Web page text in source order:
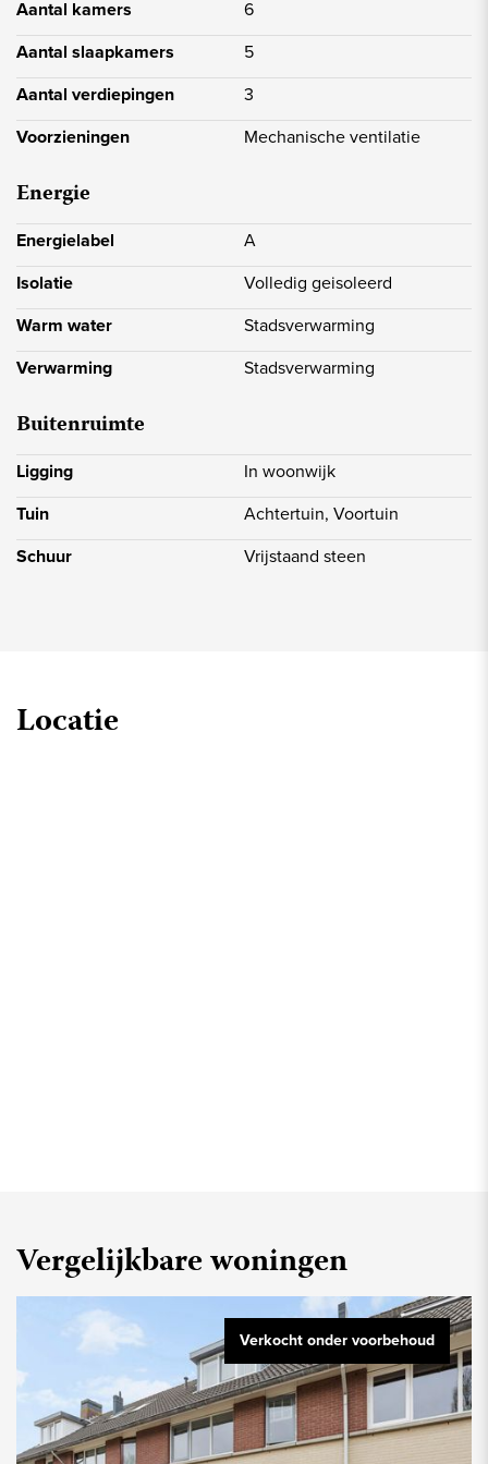
Oosterheem, scholen, kinderopvang, openbaar vervoer
(RandstadRail) en uitvalswegen richting Den Haag, Utrecht en
Rotterdam bevinden zich in de directe omgeving.
Kortom: een ruime, moderne en energiezuinige woning op een
fijne locatie, waar je zonder klussen direct kunt wonen.
Een bezichtiging meer dan waard!
Aantal kamers
6
Aantal slaapkamers
5
Aantal verdiepingen
3
Voorzieningen
Mechanische ventilatie
Energie
Energielabel
A
Isolatie
Volledig geisoleerd
Warm water
Stadsverwarming
Verwarming
Stadsverwarming
Buitenruimte
Ligging
In woonwijk
Tuin
Achtertuin, Voortuin
Schuur
Vrijstaand steen
Locatie
Vergelijkbare woningen
Verkocht onder voorbehoud